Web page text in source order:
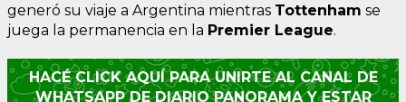
generó su viaje a Argentina mientras Tottenham se
juega la permanencia en la Premier League.
HACÉ CLICK AQUÍ PARA UNIRTE AL CANAL DE
WHATSAPP DE DIARIO PANORAMA Y ESTAR